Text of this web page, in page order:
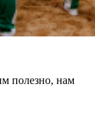
полезно, нам